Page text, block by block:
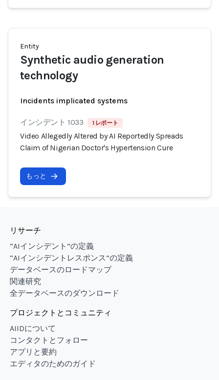
Entity
Synthetic audio generation
technology
Incidents implicated systems
インシデント 1033 1 レポート
Video Allegedly Altered by AI Reportedly Spreads
Claim of Nigerian Doctor's Hypertension Cure
もっと
リサーチ
“AIインシデント”の定義
“AIインシデントレスポンス”の定義
データベースのロードマップ
関連研究
全データベースのダウンロード
プロジェクトとコミュニティ
AIIDについて
コンタクトとフォロー
アプリと要約
エディタのためのガイド